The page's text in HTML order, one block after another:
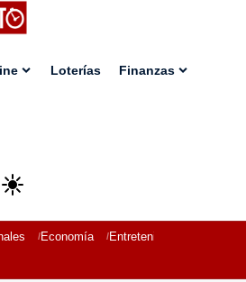
Loterías Finanzas
Economía Entretenimiento